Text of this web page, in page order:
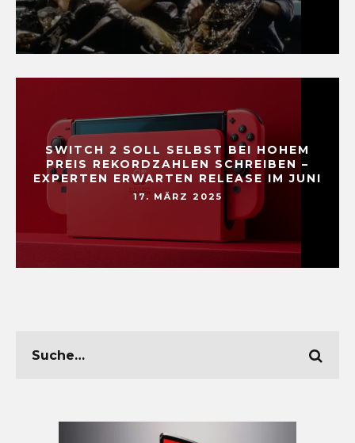
SWITCH 2 SOLL SELBST BEI HOHEM
PREIS REKORDZAHLEN SCHREIBEN –
EXPERTEN ERWARTEN RELEASE IM JUNI
17. MÄRZ 2025